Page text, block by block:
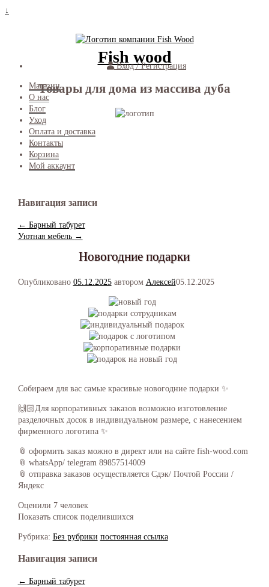
↓
Fish wood
Товары для дома из массива дуба
Вход / Регистрация
Магазин
О нас
Блог
Уход
Оплата и доставка
Контакты
Корзина
Мой аккаунт
Навигация записи
← Барный табурет
Уютная мебель →
Новогодние подарки
Опубликовано 05.12.2025 автором Алексей05.12.2025
Собираем для вас самые красивые новогодние подарки ✨
🙌🏻Для корпоративных заказов возможно изготовление
разделочных досок в индивидуальном размере, с нанесением
фирменного логотипа ✨
📎 оформить заказ можно в директ или на сайте fish-wood.com
📎 whatsApp/ telegram 89857514009
📎 отправка заказов осуществляется Сдэк/ Почтой России /
Яндекс
Оценили 7 человек
Показать список поделившихся
Рубрика: Без рубрики постоянная ссылка
Навигация записи
← Барный табурет